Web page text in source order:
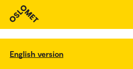
English version